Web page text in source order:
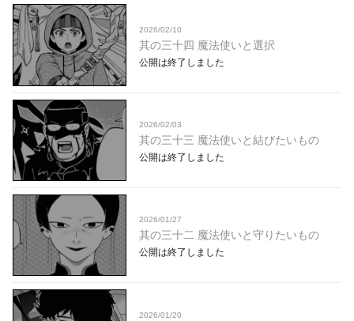
2026/02/10
其の三十四 魔法使いと選択
公開は終了しました
2026/02/03
其の三十三 魔法使いと結びたいもの
公開は終了しました
2026/01/27
其の三十二 魔法使いと守りたいもの
公開は終了しました
2026/01/20